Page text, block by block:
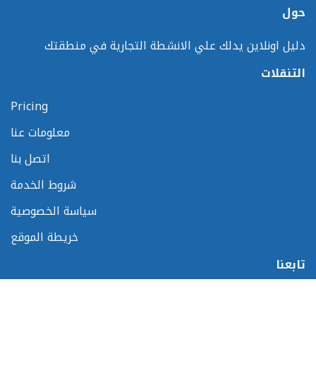
حول
دليل اونلاين يدلك علي الانشطة التجارية في منطقتك
التنقلات
Pricing
معلومات عنا
اتصل بنا
شروط الخدمة
سياسة الخصوصية
خريطة الموقع
تابعنا